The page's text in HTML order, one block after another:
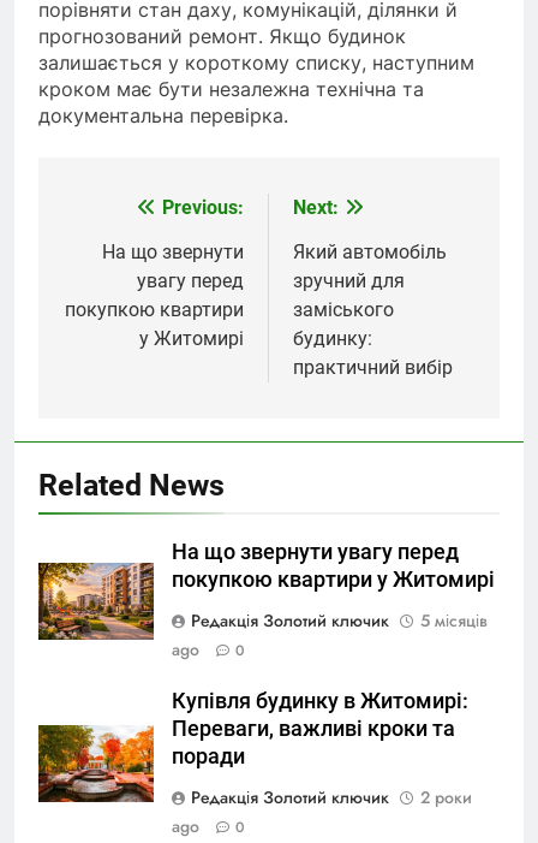
порівняти стан даху, комунікацій, ділянки й
прогнозований ремонт. Якщо будинок
залишається у короткому списку, наступним
кроком має бути незалежна технічна та
документальна перевірка.
Навігація
записів
Previous:
На що звернути
увагу перед
покупкою квартири
у Житомирі
Next:
Який автомобіль
зручний для
заміського
будинку:
практичний вибір
Related News
На що звернути увагу перед
покупкою квартири у Житомирі
Редакція Золотий ключик
5 місяців
ago
0
Купівля будинку в Житомирі:
Переваги, важливі кроки та
поради
Редакція Золотий ключик
2 роки
ago
0